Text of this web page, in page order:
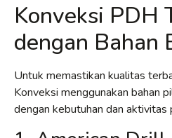
Konveksi PDH
dengan Bahan
Untuk memastikan kualitas
Konveksi menggunakan bahan
dengan kebutuhan dan aktivitas